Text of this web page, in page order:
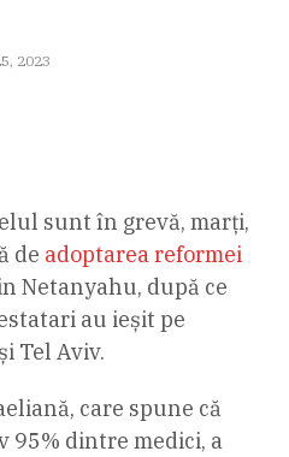
2023
sunt în grevă, marți,
de adoptarea reformei
Netanyahu, după ce
au ieșit pe
Tel Aviv.
care spune că
95% dintre medici, a